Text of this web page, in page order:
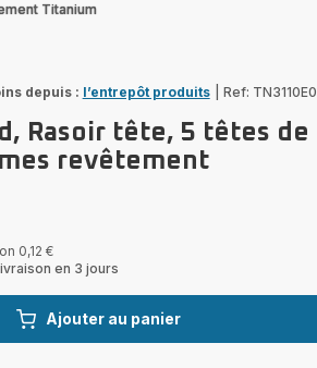
Titanium
depuis : l’entrepôt produits Ref: TN3110E0
Rasoir tête, 5 têtes de
revêtement
0,12 €
en 3 jours
Ajouter au panier